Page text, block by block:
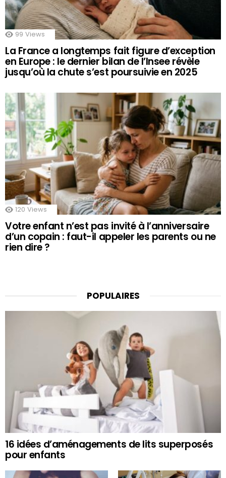
99 Views
La France a longtemps fait figure d’exception
en Europe : le dernier bilan de l’Insee révèle
jusqu’où la chute s’est poursuivie en 2025
120 Views
Votre enfant n’est pas invité à l’anniversaire
d’un copain : faut-il appeler les parents ou ne
rien dire ?
POPULAIRES
16 idées d’aménagements de lits superposés
pour enfants